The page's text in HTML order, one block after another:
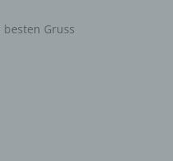
Gruss